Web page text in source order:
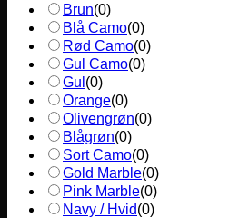
Brun(0)
Blå Camo(0)
Rød Camo(0)
Gul Camo(0)
Gul (0)
Orange(0)
Olivengrøn(0)
Blågrøn(0)
Sort Camo(0)
Gold Marble(0)
Pink Marble(0)
Navy / Hvid(0)